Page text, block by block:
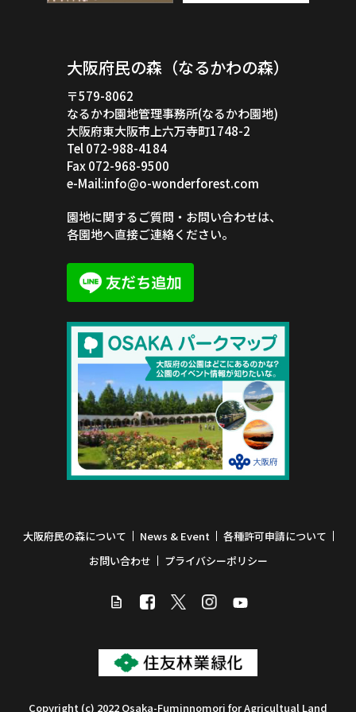
大阪府民の森（なるかわの森）
〒579-8062
なるかわ園地管理事務所(なるかわ園地)
大阪府東大阪市上六万寺町1748-2
Tel 072-988-4184
Fax 072-968-9500
e-Mail:info@o-wonderforest.com
園地に関するご質問・お問い合わせは、
各園地へ直接ご連絡ください。
大阪府民の森について News & Event
各種許可申請について
お問い合わせ
プライバシーポリシー
Copyright (c) 2022 Osaka-Fuminnomori for Agricultual Land